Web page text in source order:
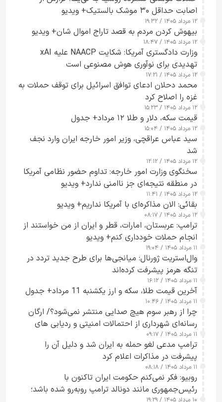
اصابت حداقل ۳۰ موشک بالستیک+ ویدیو
۱۲ مرداد ۱۴۰۵ / ۱۹:۳۲
بیهوش کردن مردم به قصد تاراج اموال شان+ ویدیو
۱۲ مرداد ۱۴۰۵ / ۱۸:۴۷
وزارت دادگستری آمریکا: شکایت NAACP علیه xAI
تهدیدی برای نوآوری هوش مصنوعی است
۱۲ مرداد ۱۴۰۵ / ۱۷:۲۱
محمد دحلان ادعای توافق اسرائیل برای توقف حملات به
غزه را اصلاح کرد
۱۲ مرداد ۱۴۰۵ / ۱۵:۲۳
قیمت سکه، دلار و طلا ۱۲ مرداد+ جدول
۱۲ مرداد ۱۴۰۵ / ۱۵:۰۴
سید عباس عراقچی، وزیر امور خارجه ایران وارد نجف
شد
۱۲ مرداد ۱۴۰۵ / ۱۲:۱۲
سخنگوی وزارت امور خارجه: تداوم حضور نظامی آمریکا
در منطقه نتیجه‌ای جز ناامنی ندارد+ ویدیو
۱۲ مرداد ۱۴۰۵ / ۱۱:۴۱
بقائی: الان مذاکره‌ای با آمریکا نداریم+ ویدیو
۱۲ مرداد ۱۴۰۵ / ۰۸:۱۷
ترامپ: عربستان، امارات، قطر و ایران از من خواستند از
انجام حملات خودداری کنم+ ویدیو
۱۱ مرداد ۱۴۰۵ / ۱۹:۰۴
وال‌استریت ژورنال: میانجی‌ها برای طرح جدید تردد در
تنگه هرمز پیشرفت کرده‌اند
۱۱ مرداد ۱۴۰۵ / ۱۶:۱۲
آخرین قیمت طلا، سکه و ارز یکشنبه 11 مرداد+ جدول
۱۱ مرداد ۱۴۰۵ / ۱۰:۴۶
چرا از رهبر سوم هیچ صدایی منتشر نمی‌شود؟/ ارگان
رسانه‌ای شهرداری از احتمالات امنیتی و ردیابی های
جاسوسی گفت
۱۱ مرداد ۱۴۰۵ / ۰۹:۱۷
ترامپ مدعی لغو حمله به ایران شد و دلیل آن را
پیشرفت در مذاکرات اعلام کرد
۱۱ مرداد ۱۴۰۵ / ۰۸:۱۸
روبیو: فکر نمی‌کنم حکومت ایران تاکنون با
رئیس‌جمهوری مانند دونالد ترامپ روبه‌رو شده باشد؛
۱۰ مرداد ۱۴۰۵ / ۱۹:۲۹